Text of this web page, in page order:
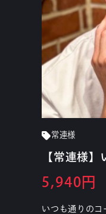
常連様
【常連様】
5,940円
いつも通りのコ